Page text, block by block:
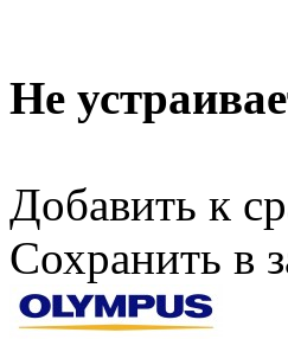
Не
Добавить к
Сохранить в